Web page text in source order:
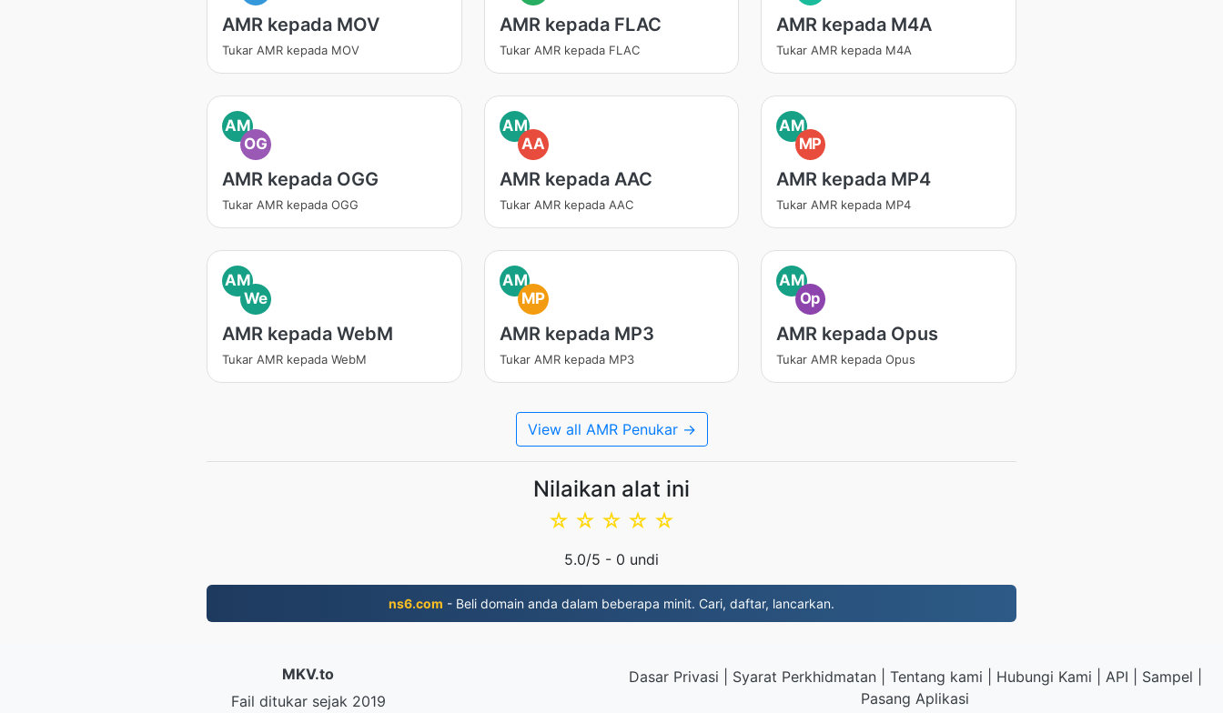
AMR kepada MOV
Tukar AMR kepada MOV
AMR kepada FLAC
Tukar AMR kepada FLAC
AMR kepada M4A
Tukar AMR kepada M4A
AM
OG
AMR kepada OGG
Tukar AMR kepada OGG
AM
AA
AMR kepada AAC
Tukar AMR kepada AAC
AM
MP
AMR kepada MP4
Tukar AMR kepada MP4
AM
We
AMR kepada WebM
Tukar AMR kepada WebM
AM
MP
AMR kepada MP3
Tukar AMR kepada MP3
AM
Op
AMR kepada Opus
Tukar AMR kepada Opus
View all AMR Penukar →
Nilaikan alat ini
☆
☆
☆
☆
☆
5.0/5 - 0 undi
ns6.com - Beli domain anda dalam beberapa minit. Cari, daftar, lancarkan.
MKV.to
Fail ditukar sejak 2019
Dasar Privasi Syarat Perkhidmatan| Tentang kami Hubungi Kami API Sampel
Pasang Aplikasi